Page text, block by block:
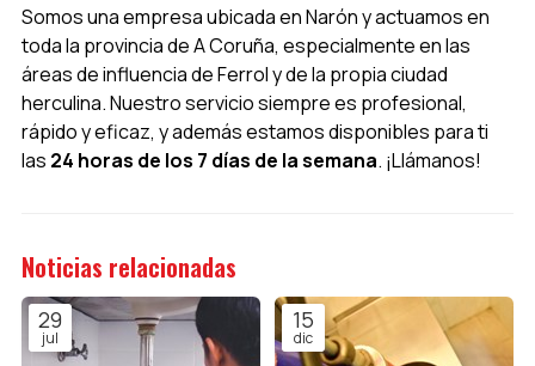
Somos una empresa ubicada en Narón y actuamos en
toda la provincia de A Coruña, especialmente en las
áreas de influencia de Ferrol y de la propia ciudad
herculina. Nuestro servicio siempre es profesional,
rápido y eficaz, y además estamos disponibles para ti
las 24 horas de los 7 días de la semana. ¡Llámanos!
Noticias relacionadas
29
jul
15
dic